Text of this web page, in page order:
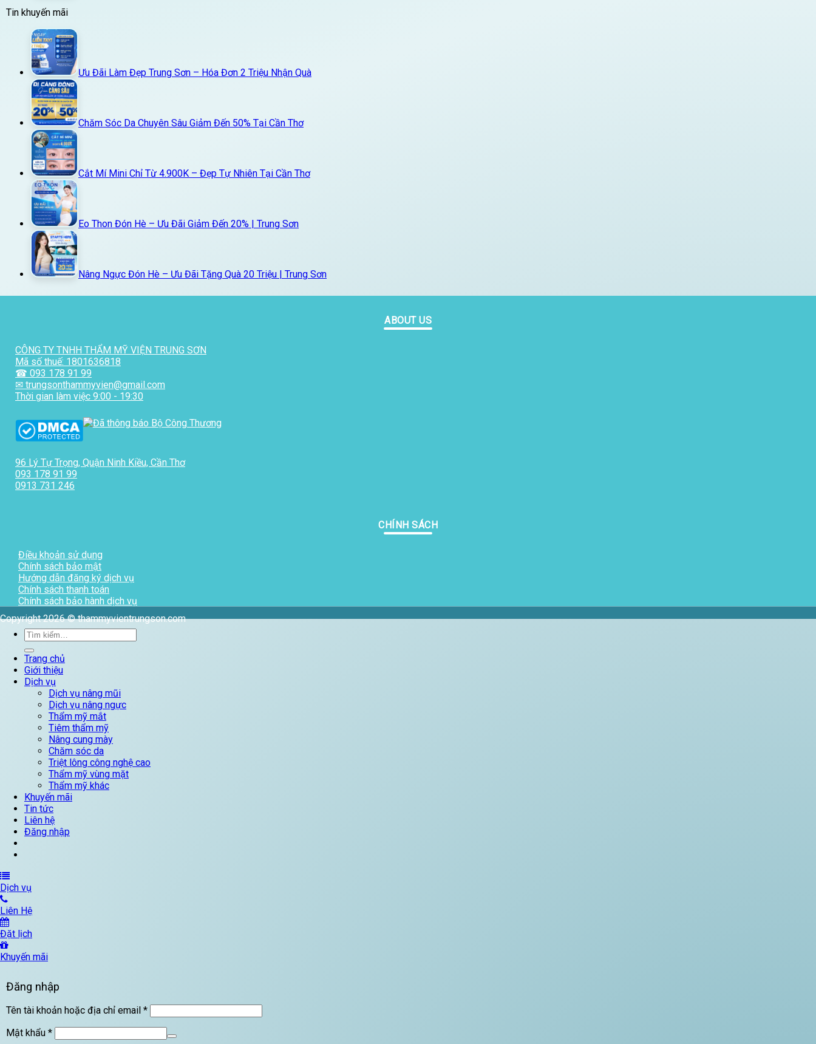
Tin khuyến mãi
Ưu Đãi Làm Đẹp Trung Sơn – Hóa Đơn 2 Triệu Nhận Quà
Chăm Sóc Da Chuyên Sâu Giảm Đến 50% Tại Cần Thơ
Cắt Mí Mini Chỉ Từ 4.900K – Đẹp Tự Nhiên Tại Cần Thơ
Eo Thon Đón Hè – Ưu Đãi Giảm Đến 20% | Trung Sơn
Nâng Ngực Đón Hè – Ưu Đãi Tặng Quà 20 Triệu | Trung Sơn
ABOUT US
CÔNG TY TNHH THẨM MỸ VIỆN TRUNG SƠN
Mã số thuế: 1801636818
☎ 093 178 91 99
✉ trungsonthammyvien@gmail.com
Thời gian làm việc 9:00 - 19:30
96 Lý Tự Trọng, Quận Ninh Kiều, Cần Thơ
093 178 91 99
0913 731 246
CHÍNH SÁCH
Điều khoản sử dụng
Chính sách bảo mật
Hướng dẫn đăng ký dịch vụ
Chính sách thanh toán
Chính sách bảo hành dịch vụ
Copyright 2026 © thammyvientrungson.com
Tìm
kiếm:
Trang chủ
Giới thiệu
Dịch vụ
Dịch vụ nâng mũi
Dịch vụ nâng ngực
Thẩm mỹ mắt
Tiêm thẩm mỹ
Nâng cung mày
Chăm sóc da
Triệt lông công nghệ cao
Thẩm mỹ vùng mặt
Thẩm mỹ khác
Khuyến mãi
Tin tức
Liên hệ
Đăng nhập
Dịch vụ
Liên Hệ
Đặt lịch
Khuyến mãi
Đăng nhập
Tên tài khoản hoặc địa chỉ email *Bắt
Mật khẩu *Bắt